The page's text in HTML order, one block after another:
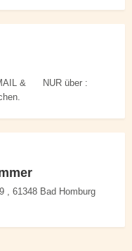
MAIL & NUR über :
, 61348 Bad Homburg